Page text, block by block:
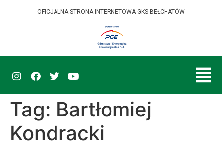
OFICJALNA STRONA INTERNETOWA GKS BEŁCHATÓW
Tag: Bartłomiej
Kondracki